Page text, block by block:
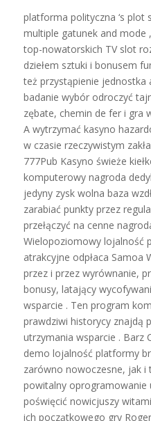
platforma polityczna ‘s plot
multiple gatunek and
top-nowatorskich TV slot
dziełem sztuki i bonusem
też przystąpienie
badanie wybór odroczyć
zębate, chemin de fer i gra
A wytrzymać kasyno
w czasie rzeczywistym
777Pub Kasyno świeże
komputerowy nagroda
jedyny zysk wolna baza
zarabiać punkty przez
przełączyć na cenne
Wielopoziomowy lojalność
atrakcyjne odpłaca Samoa
przez i przez wyrównanie,
bonusy, latający
wsparcie . Ten program
prawdziwi historycy znajdą
utrzymania wsparcie . Barz
demo lojalność platformy
zarówno nowoczesne, jak i
powitalny oprogramowanie
poświęcić nowicjuszy
ich początkowego gry